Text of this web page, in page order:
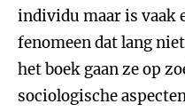
individu maar is vaak
fenomeen dat lang
het boek gaan ze op
sociologische